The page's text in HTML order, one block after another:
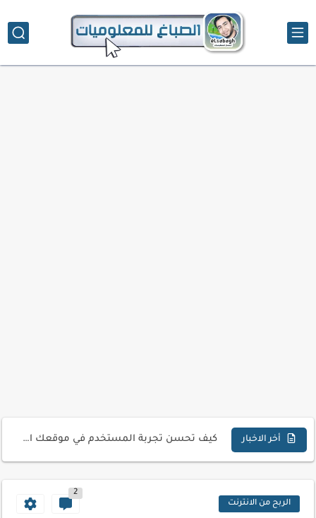
أخر الاخبار كيف تحسن تجربة المستخدم في موقعك الإلكتروني
أسرار اختيار لوحة مفاتيح تناسب عملك اليومي
الربح من الانترنت
2